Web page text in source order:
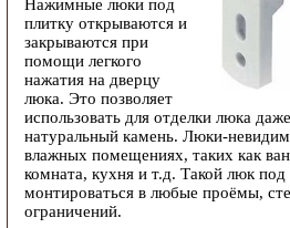
Нажимные люки под
плитку открываются и
закрываются при
помощи легкого
нажатия на дверцу
люка. Это позволяет
использовать для отделки люка
натуральный камень. Люки-
влажных помещениях, таких как
комната, кухня и т.д. Такой люк
монтироваться в любые проёмы,
ограничений.